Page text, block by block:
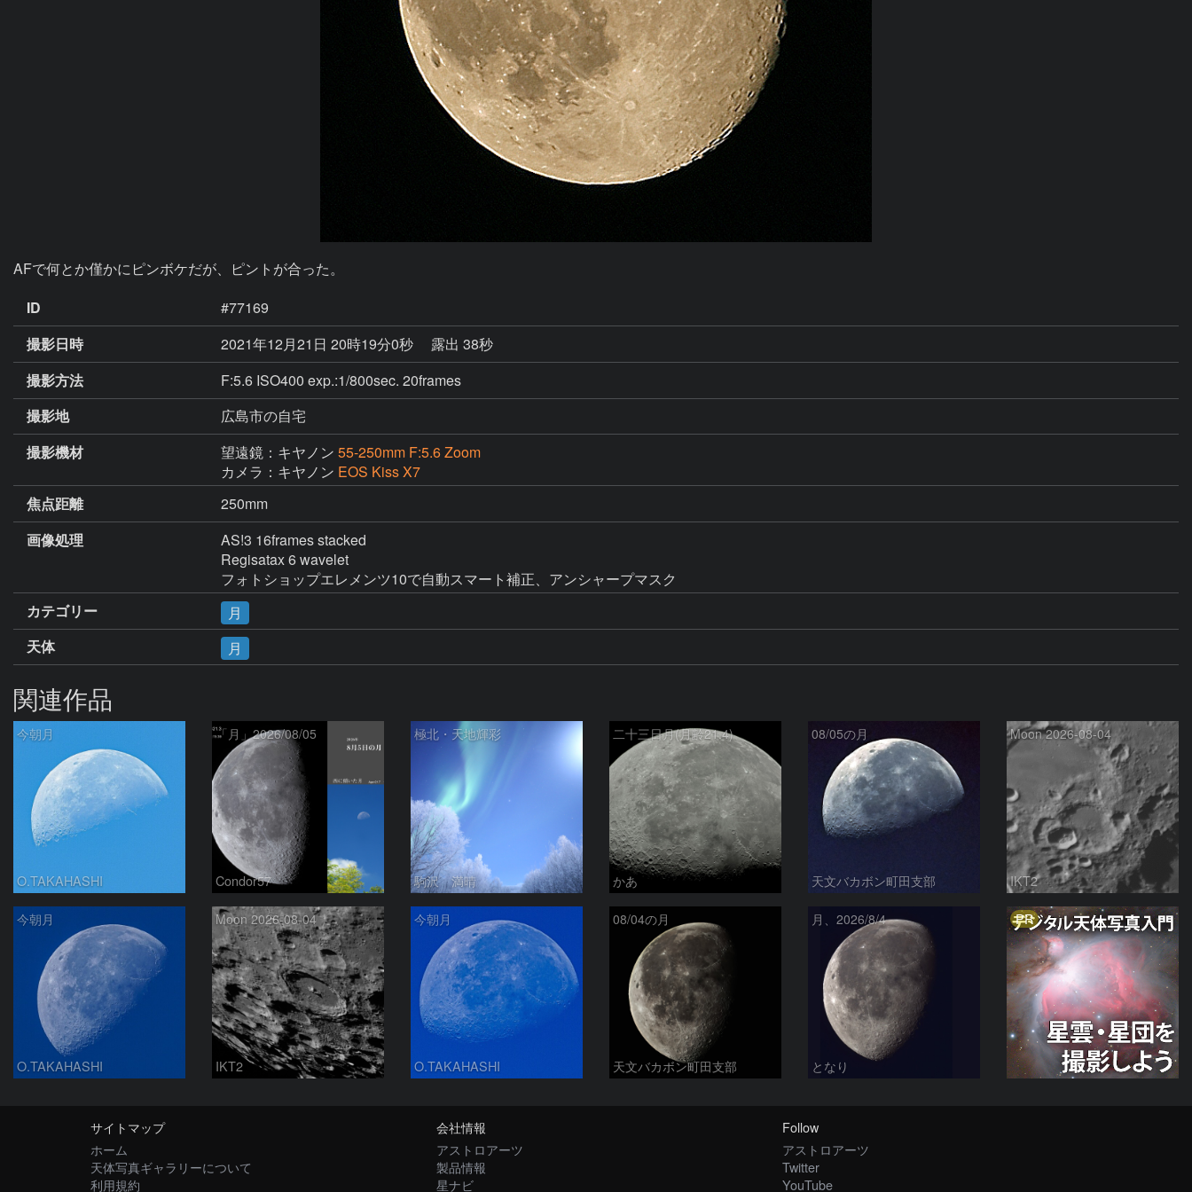
AFで何とか僅かにピンボケだが、ピントが合った。
ID
#77169
撮影日時
2021年12月21日 20時19分0秒
露出 38秒
撮影方法
F:5.6 ISO400 exp.:1/800sec. 20frames
撮影地
広島市の自宅
撮影機材
望遠鏡：キヤノン 55-250mm F:5.6 Zoom
カメラ：キヤノン EOS Kiss X7
焦点距離
250mm
画像処理
AS!3 16frames stacked
Regisatax 6 wavelet
フォトショップエレメンツ10で自動スマート補正、アンシャープマスク
カテゴリー
月
天体
月
関連作品
今朝月
O.TAKAHASHI
「月」2026/08/05
Condor57
極北・天地輝彩
駒沢 満晴
二十三日月(月齢21.4)
かあ
08/05の月
天文バカボン町田支部
Moon 2026-08-04
IKT2
今朝月
O.TAKAHASHI
Moon 2026-08-04
IKT2
今朝月
O.TAKAHASHI
08/04の月
天文バカボン町田支部
月、2026/8/4
となり
PR
サイトマップ
ホーム
天体写真ギャラリーについて
利用規約
会社情報
アストロアーツ
製品情報
星ナビ
Follow
アストロアーツ
Twitter
YouTube